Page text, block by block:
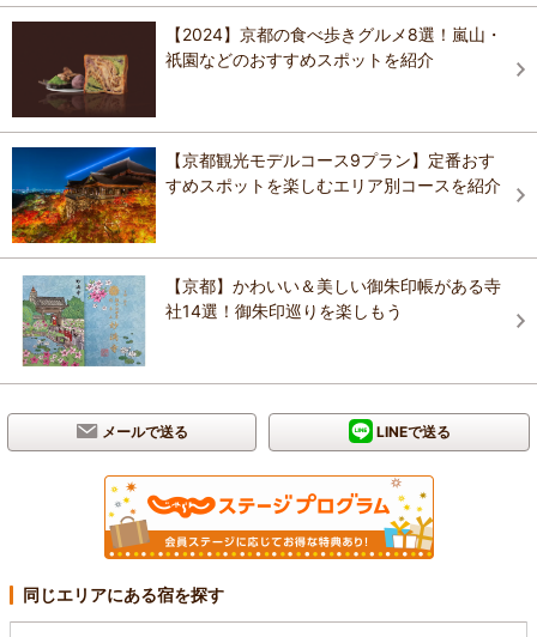
【2024】京都の食べ歩きグルメ8選！嵐山・
祇園などのおすすめスポットを紹介
【京都観光モデルコース9プラン】定番おす
すめスポットを楽しむエリア別コースを紹介
【京都】かわいい＆美しい御朱印帳がある寺
社14選！御朱印巡りを楽しもう
メールで送る LINEで送る
同じエリアにある宿を探す